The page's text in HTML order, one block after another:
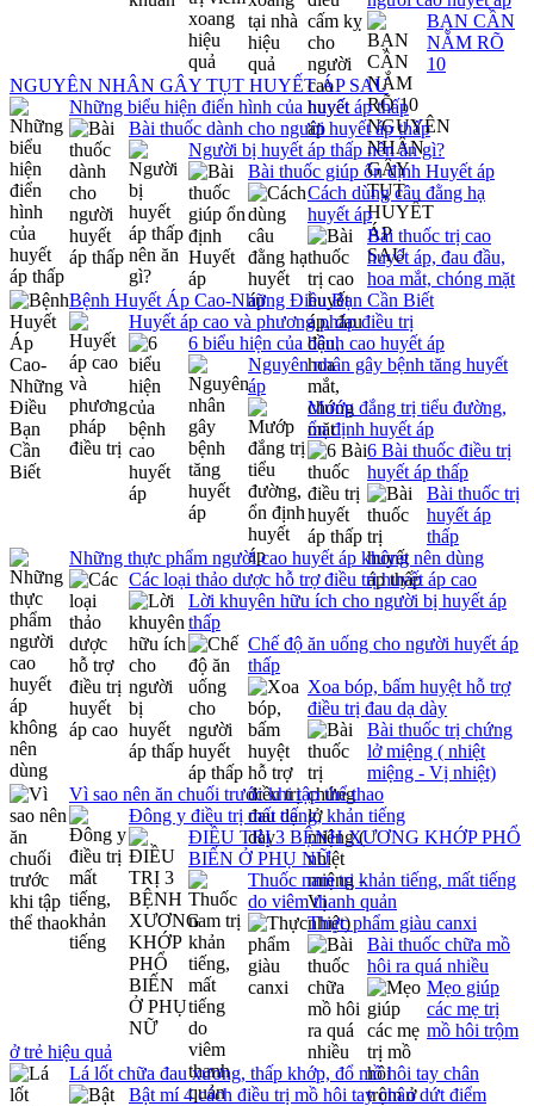
BẠN CẦN
NẮM RÕ
10
NGUYÊN NHÂN GÂY TỤT HUYẾT ÁP SAU
Những biểu hiện điển hình của huyết áp thấp
Bài thuốc dành cho người huyết áp thấp
Người bị huyết áp thấp nên ăn gì?
Bài thuốc giúp ổn định Huyết áp
Cách dùng câu đằng hạ
huyết áp
Bài thuốc trị cao
huyết áp, đau đầu,
hoa mắt, chóng mặt
Bệnh Huyết Áp Cao-Những Điều Bạn Cần Biết
Huyết áp cao và phương pháp điều trị
6 biểu hiện của bệnh cao huyết áp
Nguyên nhân gây bệnh tăng huyết
áp
Mướp đắng trị tiểu đường,
ổn định huyết áp
6 Bài thuốc điều trị
huyết áp thấp
Bài thuốc trị
huyết áp
thấp
Những thực phẩm người cao huyết áp không nên dùng
Các loại thảo dược hỗ trợ điều trị huyết áp cao
Lời khuyên hữu ích cho người bị huyết áp
thấp
Chế độ ăn uống cho người huyết áp
thấp
Xoa bóp, bấm huyệt hỗ trợ
điều trị đau dạ dày
Bài thuốc trị chứng
lở miệng ( nhiệt
miệng - Vị nhiệt)
Vì sao nên ăn chuối trước khi tập thể thao
Đông y điều trị mất tiếng, khản tiếng
ĐIỀU TRỊ 3 BỆNH XƯƠNG KHỚP PHỔ
BIẾN Ở PHỤ NỮ
Thuốc nam trị khản tiếng, mất tiếng
do viêm thanh quản
Thực phẩm giàu canxi
Bài thuốc chữa mồ
hôi ra quá nhiều
Mẹo giúp
các mẹ trị
mồ hôi trộm
ở trẻ hiệu quả
Lá lốt chữa đau xương, thấp khớp, đổ mồ hôi tay chân
Bật mí 4 cách điều trị mồ hôi tay chân dứt điểm